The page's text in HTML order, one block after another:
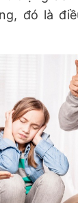
đó là